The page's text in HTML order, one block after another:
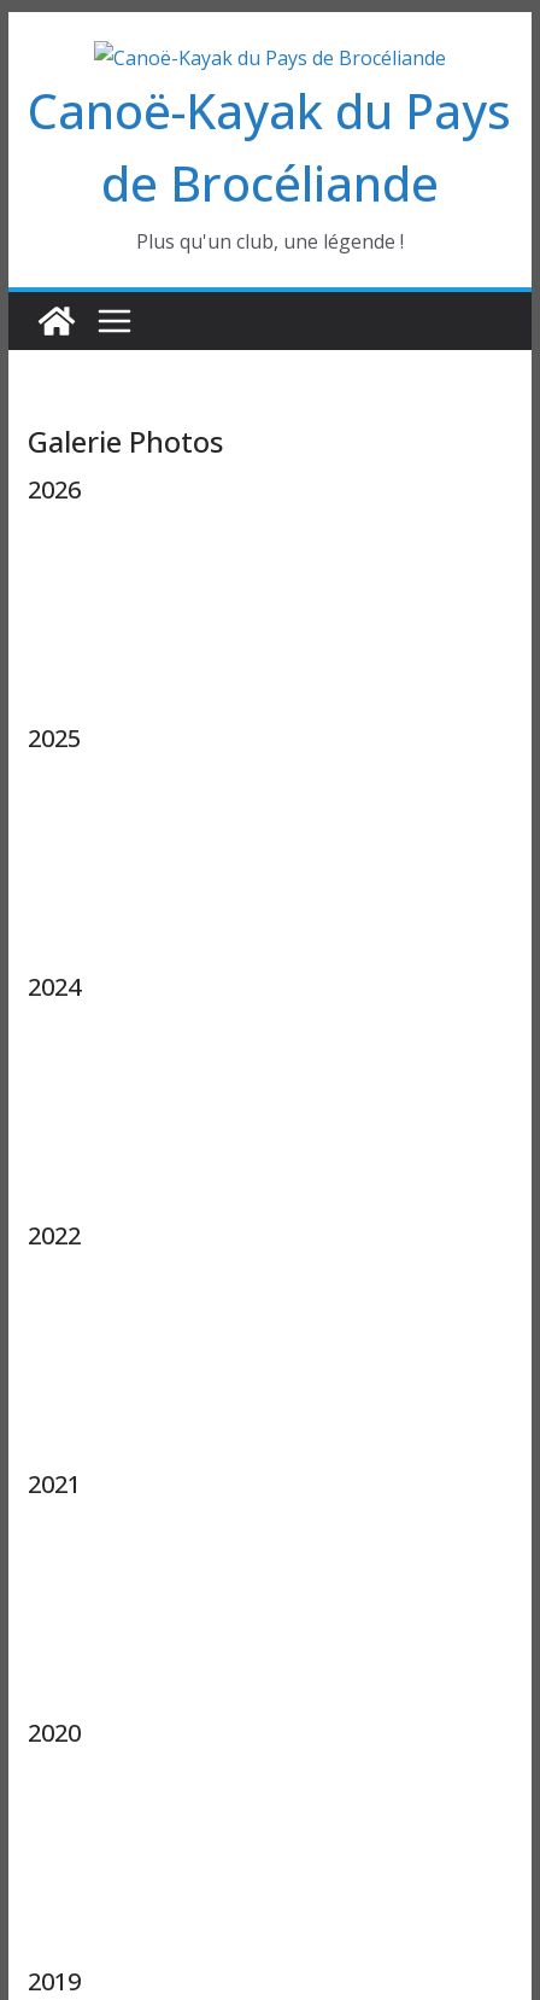
contenu
Canoë-Kayak du Pays
de Brocéliande
Plus qu'un club, une légende !
Galerie Photos
2026
2025
2024
2022
2021
2020
2019